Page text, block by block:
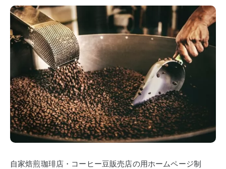
自家焙煎珈琲店・コーヒー豆販売店の用ホームページ制